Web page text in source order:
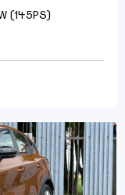
(145PS)